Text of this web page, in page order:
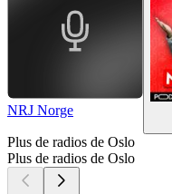
NRJ Norge
Plus de radios de Oslo
Plus de radios de Oslo